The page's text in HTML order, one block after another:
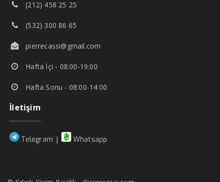
(212) 458 25 25
(532) 300 86 65
pierrecassi@gmail.com
Hafta İçi - 08:00-19:00
Hafta Sonu - 08:00-14:00
İletişim
Telegram | Whatsapp